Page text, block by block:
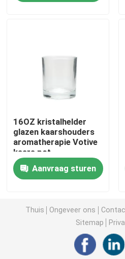
Glas zeepflessen
de kruik van de
Glasdrankverdeler
Glasbekers
Kristallen wijnglas
de flessen van de glasmelk
16OZ kristalhelder
glazen kaarshouders
aromatherapie Votive
kaars pot
Aanvraag sturen
Thuis Ongeveer ons
Sitemap